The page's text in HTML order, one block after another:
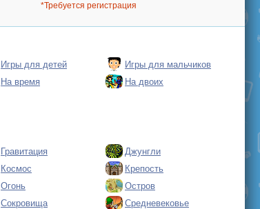
*Требуется регистрация
Игры для детей
Игры для мальчиков
На время
На двоих
Гравитация
Джунгли
Космос
Крепость
Огонь
Остров
Сокровища
Средневековье